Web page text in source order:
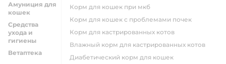
Амуниция для
кошек
Средства
ухода и
гигиены
Ветаптека
корм для кошек при мкб
корм для кошек с проблемами почек
Корм для кастрированных котов
влажный корм для кастрированных котов
диабетический корм для кошек